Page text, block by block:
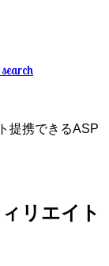
search
提携できるASP
リエイト